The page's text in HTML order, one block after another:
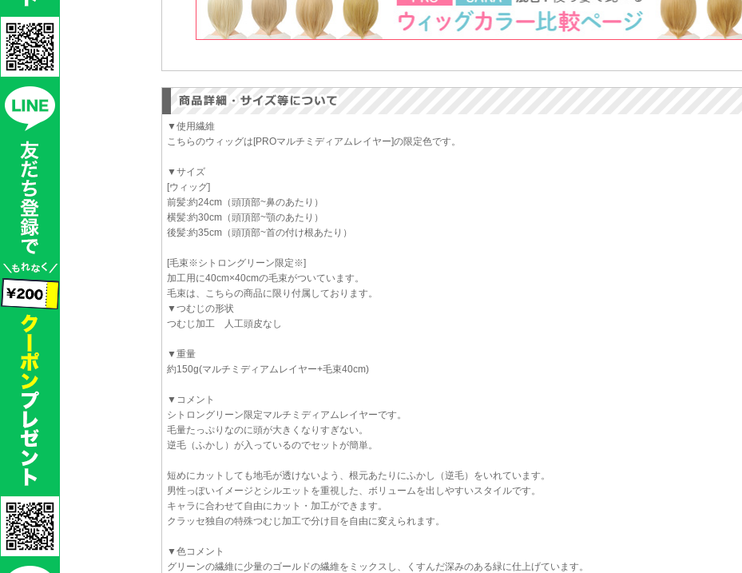
▼使用繊維
こちらのウィッグは[PROマルチミディアムレイヤー]の限定色です。
▼サイズ
[ウィッグ]
前髪:約24cm（頭頂部~鼻のあたり）
横髪:約30cm（頭頂部~顎のあたり）
後髪:約35cm（頭頂部~首の付け根あたり）
[毛束※シトロングリーン限定※]
加工用に40cm×40cmの毛束がついています。
毛束は、こちらの商品に限り付属しております。
▼つむじの形状
つむじ加工 人工頭皮なし
▼重量
約150g(マルチミディアムレイヤー+毛束40cm)
▼コメント
シトロングリーン限定マルチミディアムレイヤーです。
毛量たっぷりなのに頭が大きくなりすぎない。
逆毛（ふかし）が入っているのでセットが簡単。
短めにカットしても地毛が透けないよう、根元あたりにふかし（逆毛）をいれています。
男性っぽいイメージとシルエットを重視した、ボリュームを出しやすいスタイルです。
キャラに合わせて自由にカット・加工ができます。
クラッセ独自の特殊つむじ加工で分け目を自由に変えられます。
▼色コメント
グリーンの繊維に少量のゴールドの繊維をミックスし、くすんだ深みのある緑に仕上げています。